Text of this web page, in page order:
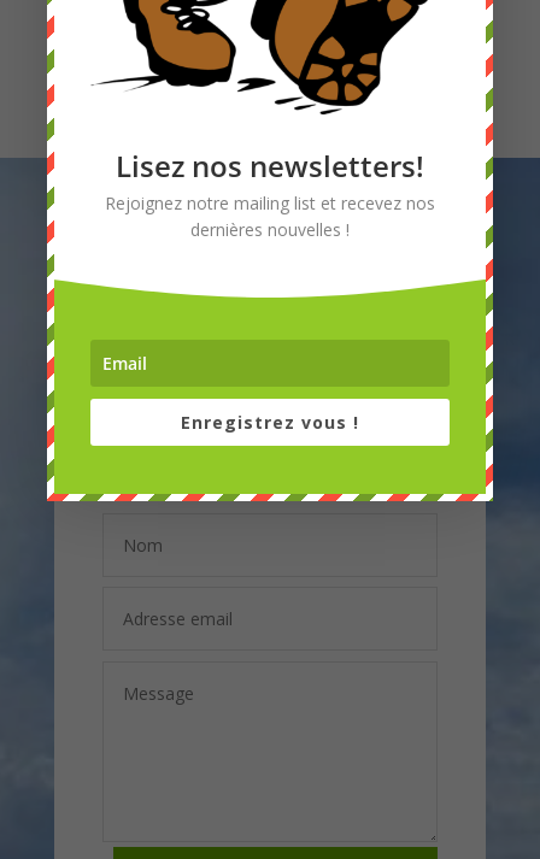
Laissez-nous
un message
Lisez nos newsletters!
Rejoignez notre mailing list et recevez nos
dernières nouvelles !
Enregistrez vous !